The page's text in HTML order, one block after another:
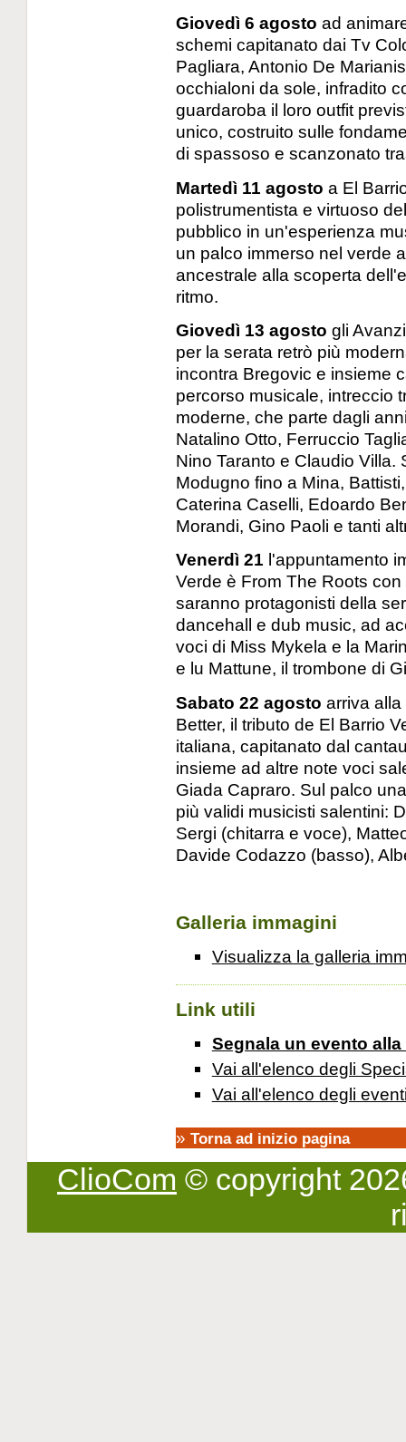
Giovedì 6 agosto ad
schemi capitanato dai Tv
Pagliara, Antonio De
occhialoni da sole, infradito
guardaroba il loro outfit
unico, costruito sulle
di spassoso e scanzonato
Martedì 11 agosto a El
polistrumentista e virtuoso
pubblico in un'esperienza
un palco immerso nel verde
ancestrale alla scoperta
ritmo.
Giovedì 13 agosto gli
per la serata retrò più
incontra Bregovic e insieme
percorso musicale, intreccio
moderne, che parte dagli
Natalino Otto, Ferruccio
Nino Taranto e Claudio
Modugno fino a Mina,
Caterina Caselli, Edoardo
Morandi, Gino Paoli e tanti
Venerdì 21 l'appuntamento
Verde è From The Roots
saranno protagonisti della
dancehall e dub music, ad
voci di Miss Mykela e la
e lu Mattune, il trombone di
Sabato 22 agosto arriva
Better, il tributo de El Barrio
italiana, capitanato dal
insieme ad altre note voci
Giada Capraro. Sul palco
più validi musicisti salentini:
Sergi (chitarra e voce),
Davide Codazzo (basso),
Galleria immagini
Visualizza la galleria
Link utili
Segnala un evento
Vai all'elenco degli
Vai all'elenco degli
» Torna ad inizio pagina
ClioCom © copyright